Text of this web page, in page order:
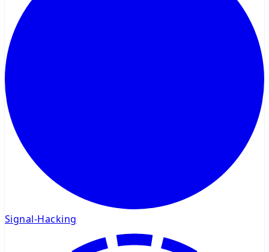
Signal-Hacking